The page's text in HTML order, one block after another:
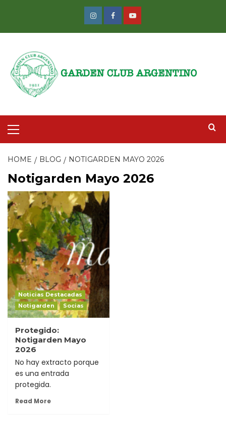
Instagram
FacebookYoutube
Menu
HOME BLOG NOTIGARDEN MAYO 2026
Notigarden Mayo 2026
Noticias Destacadas
Notigarden
Socias
Protegido:
Notigarden Mayo
2026
No hay extracto porque
es una entrada
protegida.
Read More